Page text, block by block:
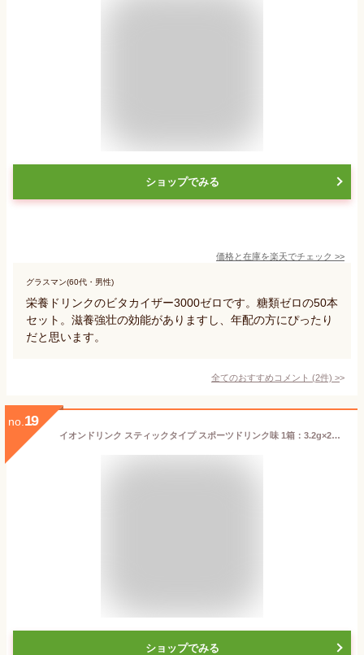
ショップでみる
価格と在庫を楽天でチェック >>
グラスマン(60代・男性)
栄養ドリンクのビタカイザー3000ゼロです。糖類ゼロの50本
セット。滋養強壮の効能がありますし、年配の方にぴったり
だと思います。
全てのおすすめコメント (2件) >
no. 19
イオンドリンク スティックタイプ スポーツドリンク味 1箱：3.2g×22包 粉末 砂糖ゼロ・カロリーゼロ (ファイン) 【軽減税率対象商品】cp1342
ショップでみる